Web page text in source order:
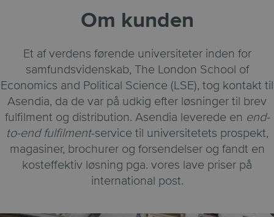
Om kunden
Et af verdens førende universiteter inden for
samfundsvidenskab, The London School of
Economics and Political Science (LSE), tog kontakt til
Asendia, da de var på udkig efter løsninger til brev
fulfilment og distribution. Asendia leverede en end-
to-end fulfilment-service til universitetets prospekt,
magasiner, brochurer og forsendelser og fandt en
kosteffektiv løsning pga. vores lave priser på
international post.